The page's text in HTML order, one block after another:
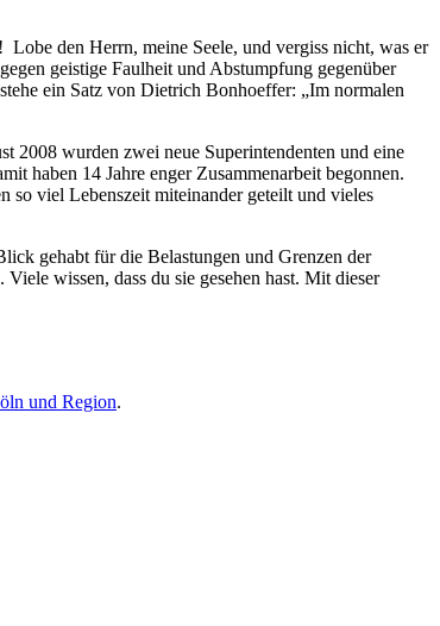
den Herrn, meine Seele, und vergiss nicht, was er
geistige Faulheit und Abstumpfung gegenüber
ein Satz von Dietrich Bonhoeffer: „Im normalen
2008 wurden zwei neue Superintendenten und eine
haben 14 Jahre enger Zusammenarbeit begonnen.
so viel Lebenszeit miteinander geteilt und vieles
gehabt für die Belastungen und Grenzen der
wissen, dass du sie gesehen hast. Mit dieser
und Region.